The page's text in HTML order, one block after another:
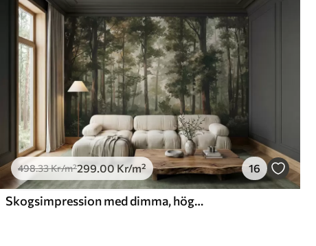
498.33Kr/m²299.00Kr/m² 16
Skogsimpression med dimma, höga träd och en stig